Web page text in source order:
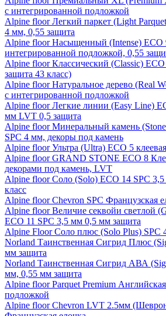
с интегрированной подложкой
Alpine floor Легкий паркет (Light
4 мм, 0,55 защита
Alpine floor Насыщенный (Intense) ECO
интегрированной подложкой, 0,55
Alpine floor Классический (Classic)
защита 43 класс)
Alpine floor Натуральное дерево (Real
с интегрированной подложкой
Alpine floor Легкие линии (Easy Line)
мм LVT 0,5 защита
Alpine floor Минеральный камень
SPC 4 мм, декоры под камень
Alpine floor Ультра (Ultra) ECO 5
Alpine floor GRAND STONE ECO 8
декорами под камень, LVT
Alpine floor Соло (Solo) ECO 14 SPC
класс
Alpine floor Chevron SPC Французская
Alpine floor Величие секвойи светлой
ECO 11 SPC 3,5 мм 0,5 мм защита
Alpine Floor Соло плюс (Solo Plus) SPC
Norland Таинственная Сигрид Плюс
мм защита
Norland Таинственная Сигрид АВА
мм, 0,55 мм защита
Alpine floor Parquet Premium
подложкой
Alpine floor Chevron LVT 2.5мм